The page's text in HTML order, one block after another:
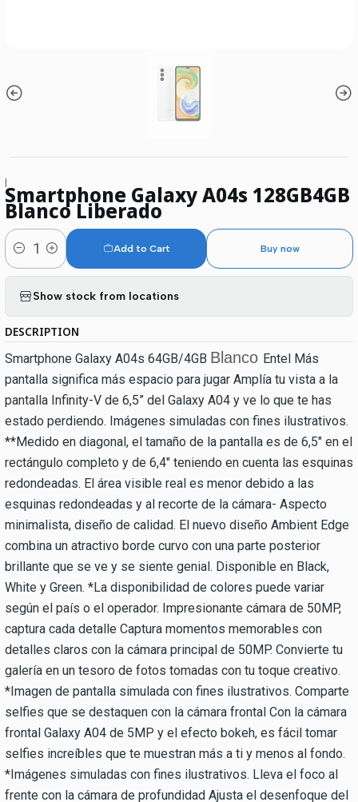
|Smartphone Galaxy A04s 128GB4GB
Blanco Liberado
Quantity
Add to Cart Buy now
Show stock from locations
DESCRIPTION
Smartphone Galaxy A04s 64GB/4GB Blanco Entel Más
pantalla significa más espacio para jugar Amplía tu vista a la
pantalla Infinity-V de 6,5” del Galaxy A04 y ve lo que te has
estado perdiendo. Imágenes simuladas con fines ilustrativos.
**Medido en diagonal, el tamaño de la pantalla es de 6,5" en el
rectángulo completo y de 6,4" teniendo en cuenta las esquinas
redondeadas. El área visible real es menor debido a las
esquinas redondeadas y al recorte de la cámara- Aspecto
minimalista, diseño de calidad. El nuevo diseño Ambient Edge
combina un atractivo borde curvo con una parte posterior
brillante que se ve y se siente genial. Disponible en Black,
White y Green. *La disponibilidad de colores puede variar
según el país o el operador. Impresionante cámara de 50MP,
captura cada detalle Captura momentos memorables con
detalles claros con la cámara principal de 50MP. Convierte tu
galería en un tesoro de fotos tomadas con tu toque creativo.
*Imagen de pantalla simulada con fines ilustrativos. Comparte
selfies que se destaquen con la cámara frontal Con la cámara
frontal Galaxy A04 de 5MP y el efecto bokeh, es fácil tomar
selfies increíbles que te muestran más a ti y menos al fondo.
*Imágenes simuladas con fines ilustrativos. Lleva el foco al
frente con la cámara de profundidad Ajusta el desenfoque del